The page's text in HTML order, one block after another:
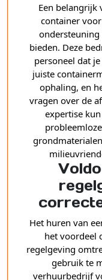
Een belangrijk
container
bieden. Deze
personeel dat
juiste
ophaling, en
vragen over de
expertise
Het huren van
het voordeel
regelgeving
gebruik te
verhuurbedrijf